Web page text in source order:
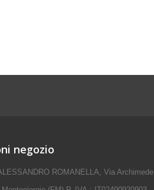
negozio
ROMANELLA, Via Archimede